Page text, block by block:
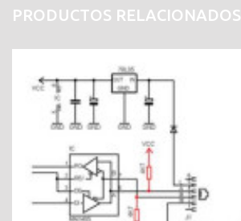
PRODUCTOS RELACIONADOS